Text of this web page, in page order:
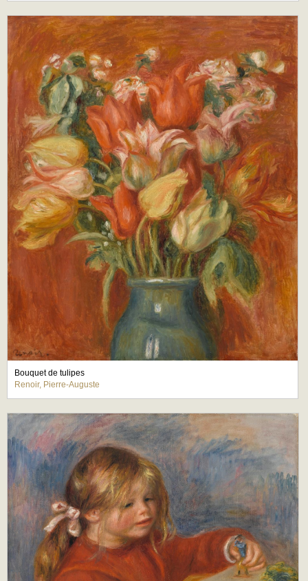
Bouquet de tulipes
Renoir, Pierre-Auguste